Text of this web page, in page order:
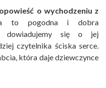
opowieść o wychodzeniu z
to pogodna i dobra
dowiadujemy się o jej
czytelnika ściska serce.
która daje dziewczynce